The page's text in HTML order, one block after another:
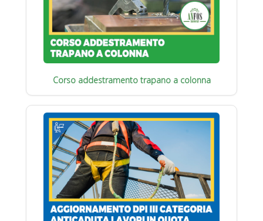
Corso addestramento trapano a colonna